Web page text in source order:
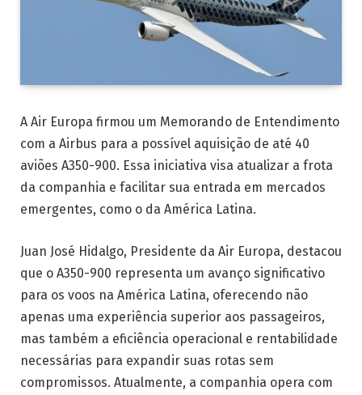
A Air Europa firmou um Memorando de Entendimento
com a Airbus para a possível aquisição de até 40
aviões A350-900. Essa iniciativa visa atualizar a frota
da companhia e facilitar sua entrada em mercados
emergentes, como o da América Latina.
Juan José Hidalgo, Presidente da Air Europa, destacou
que o A350-900 representa um avanço significativo
para os voos na América Latina, oferecendo não
apenas uma experiência superior aos passageiros,
mas também a eficiência operacional e rentabilidade
necessárias para expandir suas rotas sem
compromissos. Atualmente, a companhia opera com